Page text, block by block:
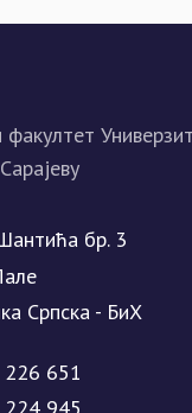
бр. 3
Српска - БиХ
651